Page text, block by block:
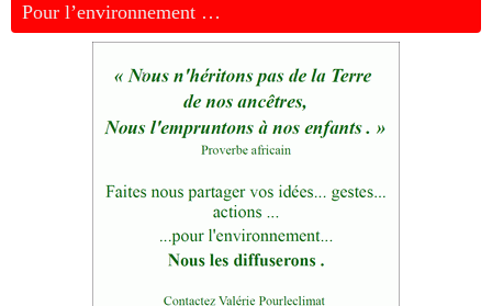
Pour l’environnement …